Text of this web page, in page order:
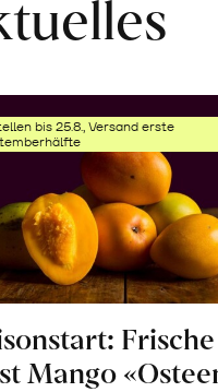
bis 25.8., Versand erste
Frische
Mango